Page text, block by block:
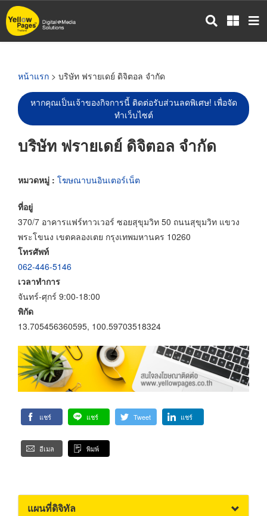
ข้าม
ไป
หน้าแรก > บริษัท ฟรายเดย์ ดิจิตอล จำกัด
หากคุณเป็นเจ้าของกิจการนี้ ติดต่อรับส่วนลดพิเศษ! เพื่อจัด
ทำเว็บไซต์
บริษัท ฟรายเดย์ ดิจิตอล จำกัด
หมวดหมู่ : โฆษณาบนอินเตอร์เน็ต
ที่อยู่
370/7 อาคารแฟร์ทาวเวอร์ ซอยสุขุมวิท 50 ถนนสุขุมวิท แขวง
พระโขนง เขตคลองเตย กรุงเทพมหานคร 10260
โทรศัพท์
062-446-5146
เวลาทำการ
จันทร์-ศุกร์ 9:00-18:00
พิกัด
13.705456360595, 100.59703518324
แชร์ แชร์ Tweet แชร์
อีเมล พิมพ์
แผนที่ดิจิทัล